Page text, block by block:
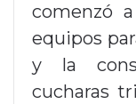
comenzó
equipos
y la
cucharas